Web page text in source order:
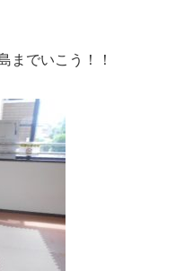
までいこう！！